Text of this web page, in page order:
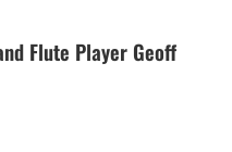
Flute Player Geoff